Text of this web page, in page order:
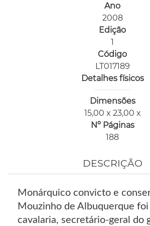
Ano
2008
Edição
1
Código
LT017189
Detalhes físicos
Dimensões
15,00 x 23,00 x
Nº Páginas
188
DESCRIÇÃO
Monárquico convicto e
Mouzinho de Albuquerque
cavalaria, secretário-geral do